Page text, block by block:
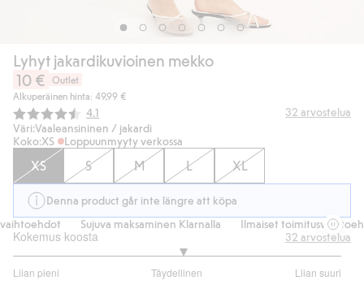
Lyhyt jakardikuvioinen mekko
10 €
Outlet
Alkuperäinen hinta: 49,99 €
Keskimääräinen luokitus:
4.1 32 arvostelua
Väri:Vaaleansininen / jakardi
Koko:XS Loppuunmyyty verkossa
XS S M L XL
Denna product går inte längre att köpa
Sujuva maksaminen Klarnalla Ilmaiset
Kokemus koosta
Liian pieni Täydellinen Liian suuri
/
32 arvostelua